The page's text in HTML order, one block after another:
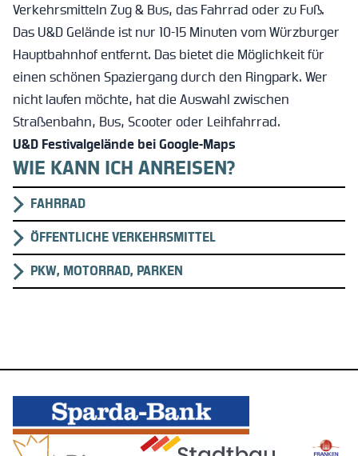
Verkehrsmitteln Zug & Bus, das Fahrrad oder zu Fuß.
Das U&D Gelände ist nur 10-15 Minuten vom Würzburger
Hauptbahnhof entfernt. Das bietet die Möglichkeit für
einen schönen Spaziergang durch den Ringpark. Wer
nicht laufen möchte, hat die Auswahl zwischen
Straßenbahn, Bus, Scooter oder Leihfahrrad.
U&D Festivalgelände bei Google-Maps
WIE KANN ICH ANREISEN?
FAHRRAD
ÖFFENTLICHE VERKEHRSMITTEL
PKW, MOTORRAD, PARKEN